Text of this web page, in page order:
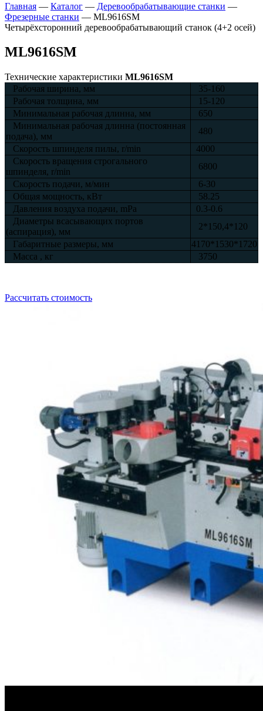
Главная — Каталог — Деревообрабатывающие станки —
Фрезерные станки — ML9616SM
Четырёхсторонний деревообрабатывающий станок (4+2 осей)
ML9616SM
Технические характеристики ML9616SM
Рабочая ширина, мм
35-160
Рабочая толщина, мм
15-120
Минимальная рабочая длинна, мм
650
Минимальная рабочая длинна (постоянная
подача), мм
480
Скорость шпинделя пилы, r/min
4000
Скорость вращения строгального
шпинделя, r/min
6800
Скорость подачи, м/мин
6-30
Общая мощность, кВт
58.25
Давления воздуха подачи, mPa
0.3-0.6
Диаметры всасывающих портов
(аспирация), мм
2*150,4*120
Габаритные размеры, мм
4170*1530*1720
Масса , кг
3750
Рассчитать стоимость